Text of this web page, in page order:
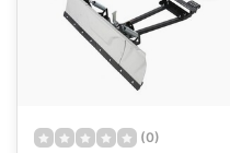
(0)